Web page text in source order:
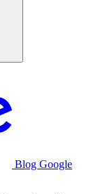
Blog Google